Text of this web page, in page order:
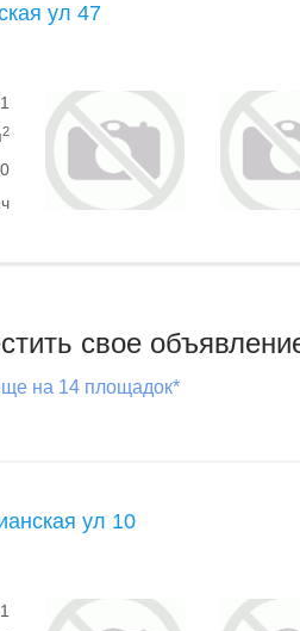
ул 47
1
2
свое
на 14 площадок*
ул 10
1